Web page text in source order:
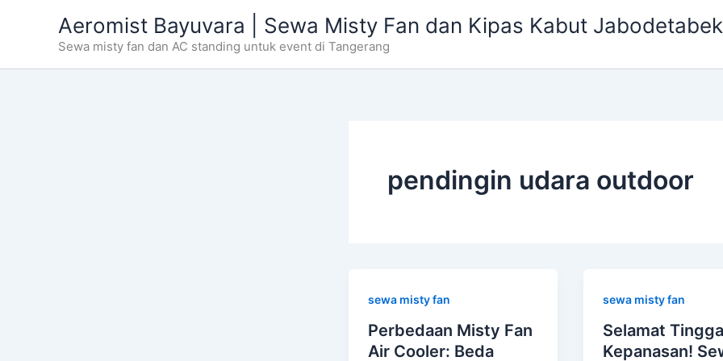
Aeromist Bayuvara | Sewa Misty Fan dan Kipas Kabut Jabodetabek
Sewa misty fan dan AC standing untuk event di Tangerang
pendingin udara outdoor
sewa misty fan
Perbedaan Misty Fan
Air Cooler: Beda
sewa misty fan
Selamat
Kepanasan!